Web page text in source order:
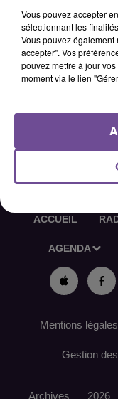
guider les
déroulement des
de jeux, des règles
et à l'animation de la
morale, physique et
Référence de l’offre
ACCUEIL
AGENDA
Mentions légales
Gestion
Archives 2026
Vous pouvez accepter
sélectionnant les
Vous pouvez
accepter". Vos
pouvez mettre à jour
moment via le lien